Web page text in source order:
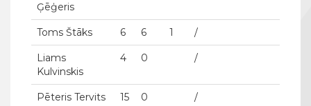
Ģēģeris
Toms Štāks 6 6 1 /
Liams
Kulvinskis
4 0 /
Pēteris Tervits 15 0 /